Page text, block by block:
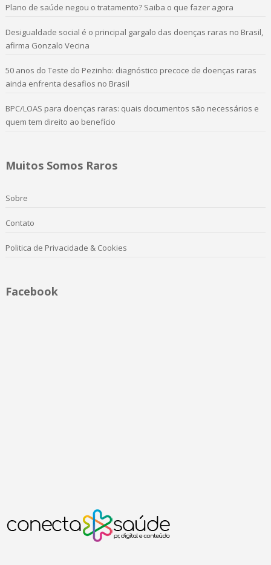
Plano de saúde negou o tratamento? Saiba o que fazer agora
Desigualdade social é o principal gargalo das doenças raras no Brasil,
afirma Gonzalo Vecina
50 anos do Teste do Pezinho: diagnóstico precoce de doenças raras
ainda enfrenta desafios no Brasil
BPC/LOAS para doenças raras: quais documentos são necessários e
quem tem direito ao benefício
Muitos Somos Raros
Sobre
Contato
Politica de Privacidade & Cookies
Facebook